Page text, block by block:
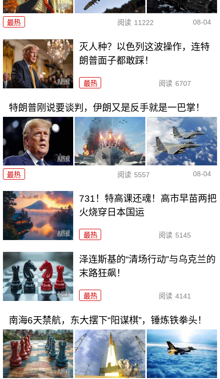
最热 阅读 11222 08-04
灭人种？以色列这波操作，连特
朗普面子都敢踩！
最热 阅读 6707
特朗普刚说要谈判，伊朗又是反手就是一巴掌！
最热 阅读 5557 08-04
731！特高课还魂！高市早苗两把
火烧穿日本国运
最热 阅读 5145
泽连斯基的“清场行动”与乌克兰的
末路狂飙！
最热 阅读 4141
南海6天禁航，东大摆下“阳谋棋”，锤炼铁拳头！